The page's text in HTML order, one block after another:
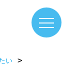
い